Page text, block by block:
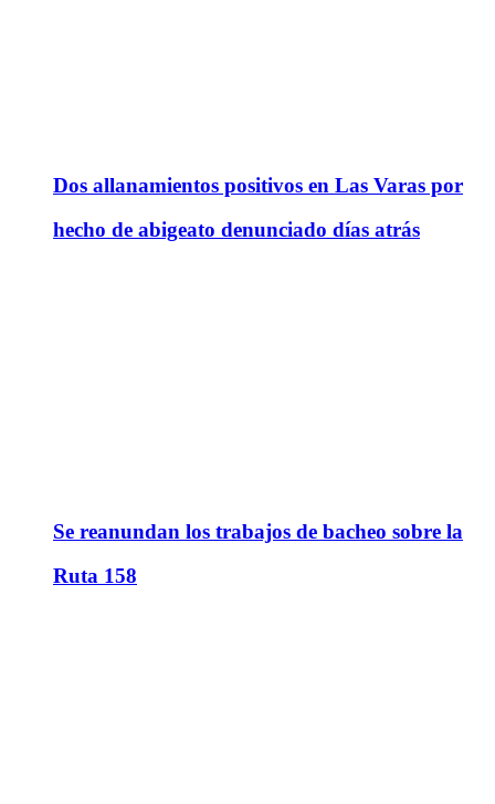
Dos allanamientos positivos en Las Varas por
hecho de abigeato denunciado días atrás
Se reanundan los trabajos de bacheo sobre la
Ruta 158